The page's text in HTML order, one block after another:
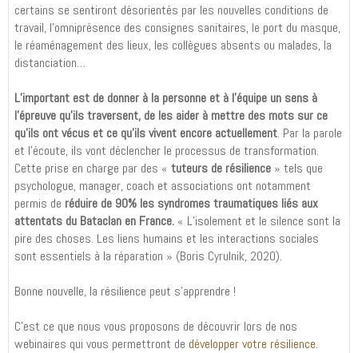
certains se sentiront désorientés par les nouvelles conditions de
travail, l’omniprésence des consignes sanitaires, le port du masque,
le réaménagement des lieux, les collègues absents ou malades, la
distanciation…
L’important est de donner à la personne et à l’équipe un sens à
l’épreuve qu’ils traversent, de les aider à mettre des mots sur ce
qu’ils ont vécus et ce qu’ils vivent encore actuellement. Par la parole
et l’écoute, ils vont déclencher le processus de transformation.
Cette prise en charge par des « tuteurs de résilience » tels que
psychologue, manager, coach et associations ont notamment
permis de réduire de 90% les syndromes traumatiques liés aux
attentats du Bataclan en France. « L’isolement et le silence sont la
pire des choses. Les liens humains et les interactions sociales
sont essentiels à la réparation » (Boris Cyrulnik, 2020).
Bonne nouvelle, la résilience peut s’apprendre !
C’est ce que nous vous proposons de découvrir lors de nos
webinaires qui vous permettront de développer votre résilience.